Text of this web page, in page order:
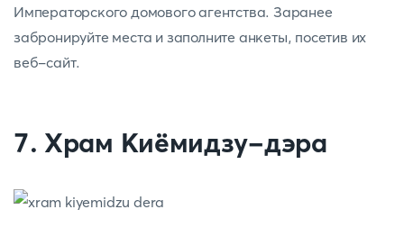
Императорского домового агентства. Заранее
забронируйте места и заполните анкеты, посетив их
веб-сайт.
7. Храм Киёмидзу-дэра